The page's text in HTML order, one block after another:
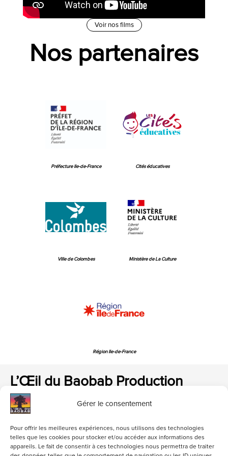
Gérer le consentement
Pour offrir les meilleures expériences, nous utilisons des technologies
telles que les cookies pour stocker et/ou accéder aux informations des
appareils. Le fait de consentir à ces technologies nous permettra de traiter
Voir nos films
Nos partenaires
Préfecture Ile-de-France Cités éducatives
Ville de Colombes Ministère de La Culture
Région Ile-de-France
L’Œil du Baobab Production
loeildubaobab@gmail.com